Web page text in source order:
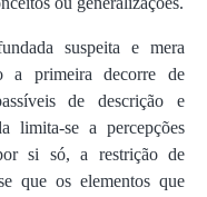
suspeita e mera
a primeira decorre de
de descrição e
limita-se a percepções
si só, a restrição de
que os elementos que